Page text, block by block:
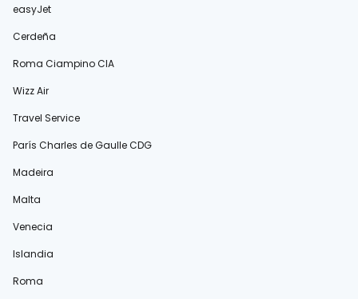
easyJet
Cerdeña
Roma Ciampino CIA
Wizz Air
Travel Service
París Charles de Gaulle CDG
Madeira
Malta
Venecia
Islandia
Roma